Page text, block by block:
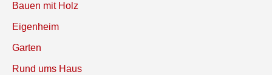
Bauen mit Holz
Eigenheim
Garten
Rund ums Haus